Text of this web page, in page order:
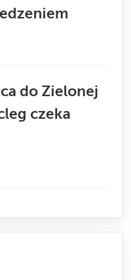
do Zielonej
czeka